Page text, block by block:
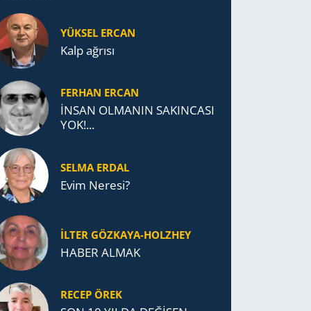
YÜKSEL ERCAN
Kalp ağrısı
FERHAN ERCAN
İNSAN OLMANIN SAKINCASI
YOK!...
SELMA ERDAL
Evim Neresi?
İLTER GÖZKAYA-HOLZHEY
HABER ALMAK
RECEP ÖREK